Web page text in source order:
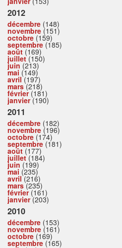
2012
décembre (148)
novembre (151)
octobre (159)
septembre (185)
août (169)
juillet(150)
juin (213)
mai (149)
avril(197)
mars(218)
février(181)
janvier(190)
2011
décembre (182)
novembre (196)
octobre (174)
septembre (181)
août (177)
juillet(184)
juin (199)
mai (235)
avril(216)
mars(235)
février(161)
janvier(203)
2010
décembre (153)
novembre (161)
octobre (169)
septembre (165)